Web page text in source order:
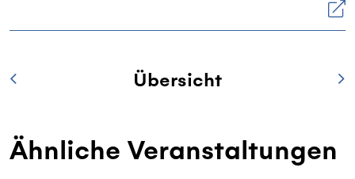
Übersicht
Ähnliche Veranstaltungen